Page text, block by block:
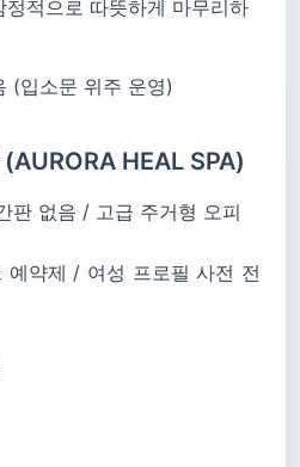
적으로 따뜻하게 마무리하
(입소문 위주 운영)
HEAL SPA)
판 없음 / 고급 주거형 오피
예약제 / 여성 프로필 사전 전